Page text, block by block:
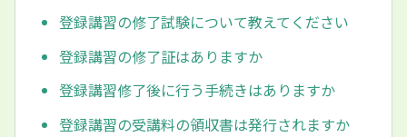
登録講習の修了試験について教えてください
登録講習の修了証はありますか
登録講習修了後に行う手続きはありますか
登録講習の受講料の領収書は発行されますか